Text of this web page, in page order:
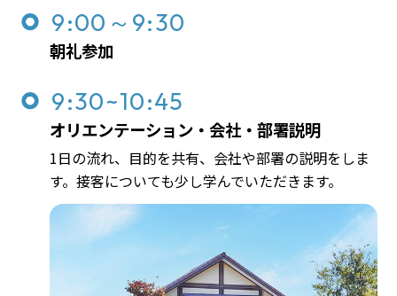
9:00～9:30
朝礼参加
9:30~10:45
オリエンテーション・会社・部署説明
1日の流れ、目的を共有、会社や部署の説明をしま
す。接客についても少し学んでいただきます。